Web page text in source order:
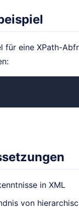
für eine XPath-
in XML
von